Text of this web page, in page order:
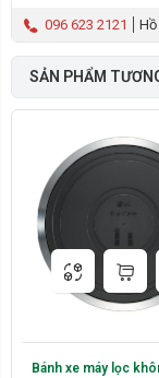
Xuân
096 623 2121 Hồ
SẢN PHẨM
Bánh xe máy lọc